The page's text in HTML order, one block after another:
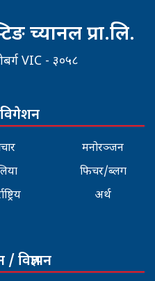
च्यानल प्रा.लि.
VIC - ३०५८
मनोरञ्जन
फिचर/ब्लग
अर्थ
विज्ञापन